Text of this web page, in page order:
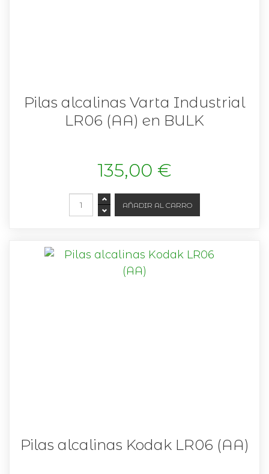
Pilas alcalinas Varta Industrial
LR06 (AA) en BULK
135,00 €
Pilas alcalinas Kodak LR06 (AA)